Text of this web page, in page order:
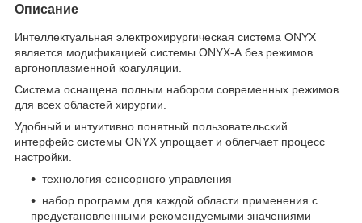
Описание
Интеллектуальная электрохирургическая система ONYX
является модификацией системы ONYX-А без режимов
аргоноплазменной коагуляции.
Система оснащена полным набором современных режимов
для всех областей хирургии.
Удобный и интуитивно понятный пользовательский
интерфейс системы ONYX упрощает и облегчает процесс
настройки.
технология сенсорного управления
набор программ для каждой области применения с
предустановленными рекомендуемыми значениями